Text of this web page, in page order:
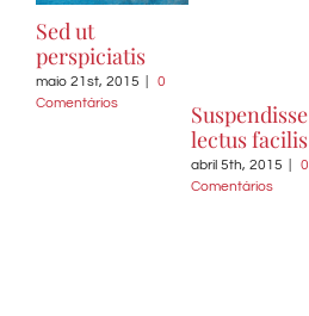
Sed ut
perspiciatis
maio 21st, 2015
0
Comentários
Suspendisse
lectus facilis
abril 5th, 2015
0
Comentários